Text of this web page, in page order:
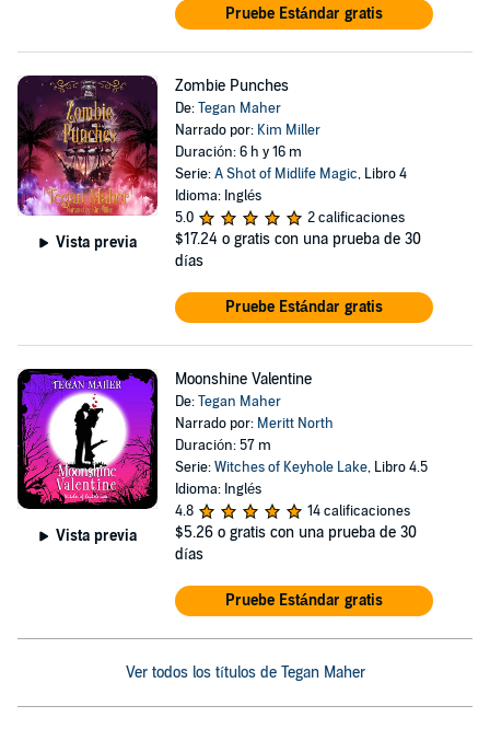
Pruebe Estándar gratis
Vista previa
Zombie Punches
De:Tegan Maher
Narrado por: Kim Miller
Duración: 6 h y 16 m
Serie:A Shot of Midlife Magic, Libro 4
Idioma: Inglés
5.0
2 calificaciones
$17.24 o gratis con una prueba de 30
días
Pruebe Estándar gratis
Vista previa
Moonshine Valentine
De:Tegan Maher
Narrado por: Meritt North
Duración: 57 m
Serie:Witches of Keyhole Lake, Libro 4.5
Idioma: Inglés
4.8
14 calificaciones
$5.26 o gratis con una prueba de 30
días
Pruebe Estándar gratis
Ver todos los títulos de Tegan Maher